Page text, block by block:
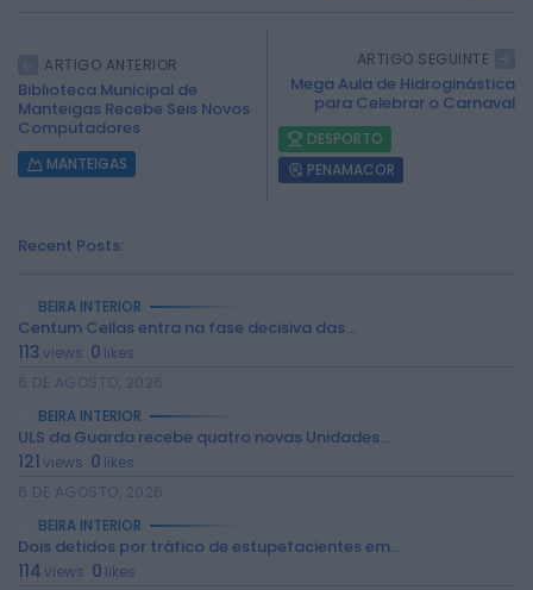
2026 Rádio Caria. Todos os direitos
ARTIGO ANTERIOR
Biblioteca Municipal de
Manteigas Recebe Seis Novos
Computadores
MANTEIGAS
ARTIGO SEGUINTE
Mega Aula de Hidroginástica
para Celebrar o Carnaval
DESPORTO
PENAMACOR
Recent Posts:
BEIRA INTERIOR
Centum Cellas entra na fase decisiva das...
113views 0 likes
6 DE AGOSTO, 2026
BEIRA INTERIOR
ULS da Guarda recebe quatro novas Unidades...
121views 0 likes
6 DE AGOSTO, 2026
BEIRA INTERIOR
Dois detidos por tráfico de estupefacientes em...
114views 0 likes